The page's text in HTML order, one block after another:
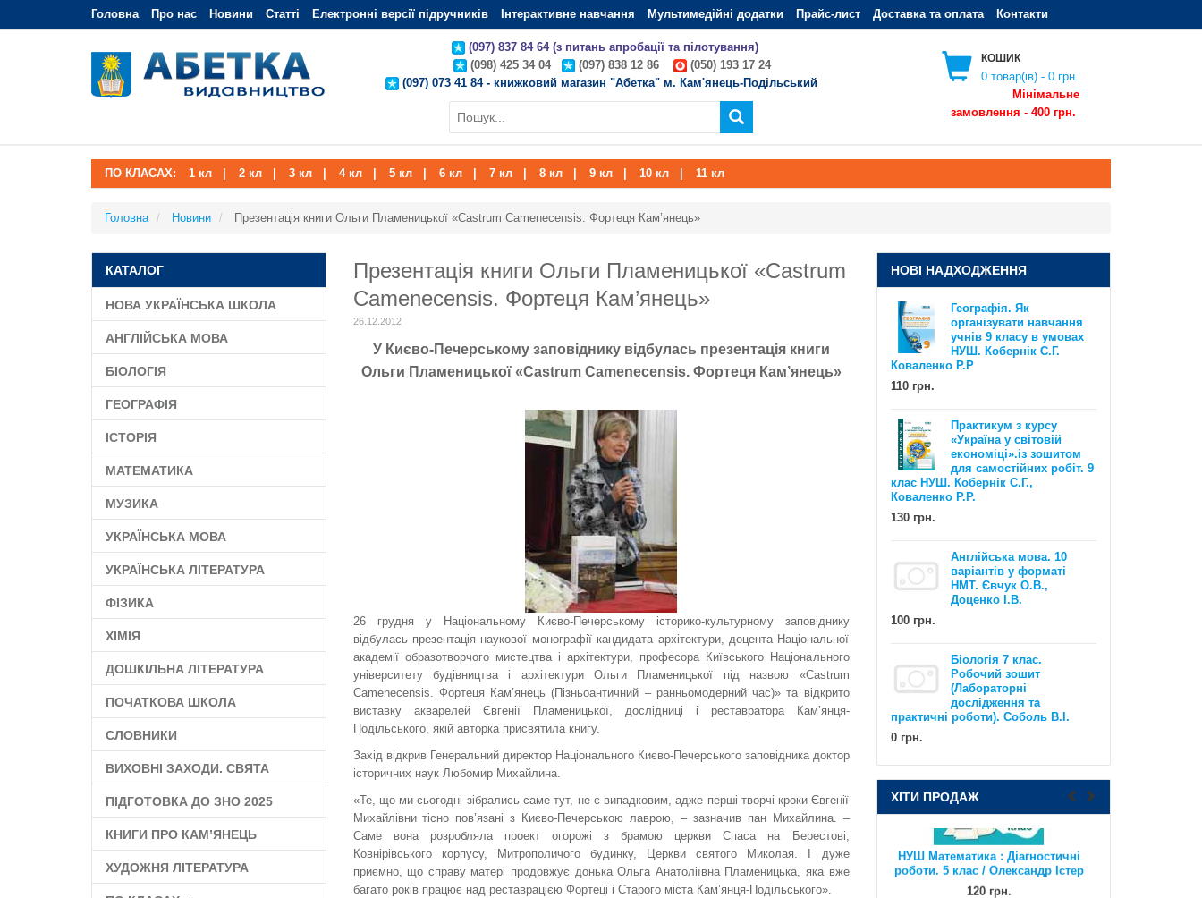
Головна Про нас Новини Статті Електронні версії підручників Інтерактивне навчання Мультимедійні додатки Прайс-лист Доставка та оплата Контакти
(097) 837 84 64 (з питань апробації та пілотування)
(098) 425 34 04
(097) 838 12 86
(050) 193 17 24
(097) 073 41 84 - книжковий магазин "Абетка" м. Кам'янець-Подільський
КОШИК
0 товар(ів) - 0 грн.
Мінімальне
замовлення - 400 грн.
ПО КЛАСАХ: 1 кл 2 кл 3 кл 4 кл 5 кл 6 кл 7 кл 8 кл 9 кл 10 кл 11 кл
Головна Новини Презентація книги Ольги Пламеницької «Castrum Camenecensis. Фортеця Кам’янець»
КАТАЛОГ
НОВА УКРАЇНСЬКА ШКОЛА
АНГЛІЙСЬКА МОВА
БІОЛОГІЯ
ГЕОГРАФІЯ
ІСТОРІЯ
МАТЕМАТИКА
МУЗИКА
УКРАЇНСЬКА МОВА
УКРАЇНСЬКА ЛІТЕРАТУРА
ФІЗИКА
ХІМІЯ
ДОШКІЛЬНА ЛІТЕРАТУРА
ПОЧАТКОВА ШКОЛА
СЛОВНИКИ
ВИХОВНІ ЗАХОДИ. СВЯТА
ПІДГОТОВКА ДО ЗНО 2025
КНИГИ ПРО КАМ’ЯНЕЦЬ
ХУДОЖНЯ ЛІТЕРАТУРА
Презентація книги Ольги Пламеницької «Castrum
Camenecensis. Фортеця Кам’янець»
26.12.2012
У Києво-Печерському заповіднику відбулась презентація книги
Ольги Пламеницької «Castrum Camenecensis. Фортеця Кам’янець»
26 грудня у Національному Києво-Печерському історико-культурному заповіднику
відбулась презентація наукової монографії кандидата архітектури, доцента Національної
академії образотворчого мистецтва і архітектури, професора Київського Національного
університету будівництва і архітектури Ольги Пламеницької під назвою «Castrum
Camenecensis. Фортеця Кам’янець (Пізньоантичний – ранньомодерний час)» та відкрито
виставку акварелей Євгенії Пламеницької, дослідниці і реставратора Кам’янця-
Подільського, якій авторка присвятила книгу.
Захід відкрив Генеральний директор Національного Києво-Печерського заповідника доктор
історичних наук Любомир Михайлина.
«Те, що ми сьогодні зібрались саме тут, не є випадковим, адже перші творчі кроки Євгенії
Михайлівни тісно пов’язані з Києво-Печерською лаврою, – зазначив пан Михайлина. –
Саме вона розробляла проект огорожі з брамою церкви Спаса на Берестові,
Ковнірівського корпусу, Митрополичого будинку, Церкви святого Миколая. І дуже
приємно, що справу матері продовжує донька Ольга Анатоліївна Пламеницька, яка вже
багато років працює над реставрацією Фортеці і Старого міста Кам’янця-Подільського».
НОВІ НАДХОДЖЕННЯ
Географія. Як
організувати навчання
учнів 9 класу в умовах
НУШ. Кобернік С.Г.
Коваленко Р.Р
110 грн.
Практикум з курсу
«Україна у світовій
економіці».із зошитом
для самостійних робіт. 9
клас НУШ. Кобернік С.Г.,
Коваленко Р.Р.
130 грн.
Англійська мова. 10
варіантів у форматі
НМТ. Євчук О.В.,
Доценко І.В.
100 грн.
Біологія 7 клас.
Робочий зошит
(Лабораторні
дослідження та
практичні роботи). Соболь В.І.
0 грн.
ХІТИ ПРОДАЖ
Географія. Як організувати
навчання учнів 6 класу в умовах
НУШ. Методичний посібник для
вчителя. Кобернік С.Г. Коваленко
EXAM WORKOUT Англійська мова.
Комплексна підготовка до ЗНО та
ДПА. Рівні В1 та В2. Євчук О.В.,
Доценко І.В.
НУШ Математика : Діагностичні
роботи. 5 клас / Олександр Істер
120 грн.